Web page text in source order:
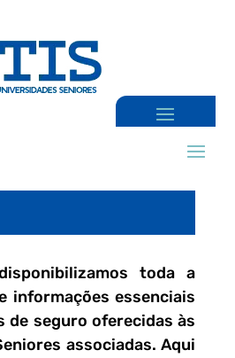
toda a
informações essenciais
de seguro oferecidas às
associadas. Aqui